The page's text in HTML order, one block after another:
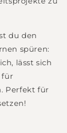
du den
spüren:
lässt sich
für
Perfekt für